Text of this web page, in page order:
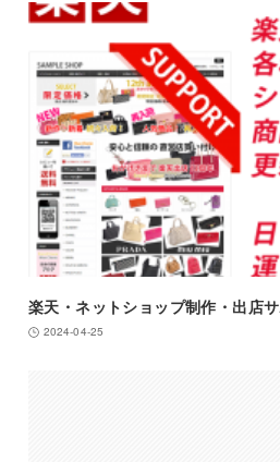
楽天・ネットショップ制作・出店
2024-04-25